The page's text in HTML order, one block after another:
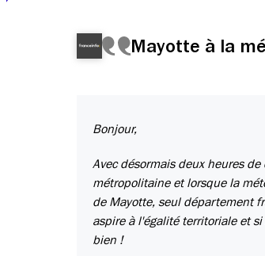
Mayotte à la
Bonjour,
Avec désormais deux heures
métropolitaine et lorsque la
de Mayotte, seul département
aspire à l'égalité territoriale et
bien !